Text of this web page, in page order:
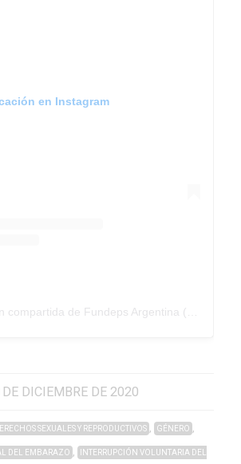
en Instagram
DE DICIEMBRE DE 2020
SEXUALES Y REPRODUCTIVOS , GÉNERO
DEL EMBARAZO , INTERRUPCIÓN VOLUNTARIA DEL